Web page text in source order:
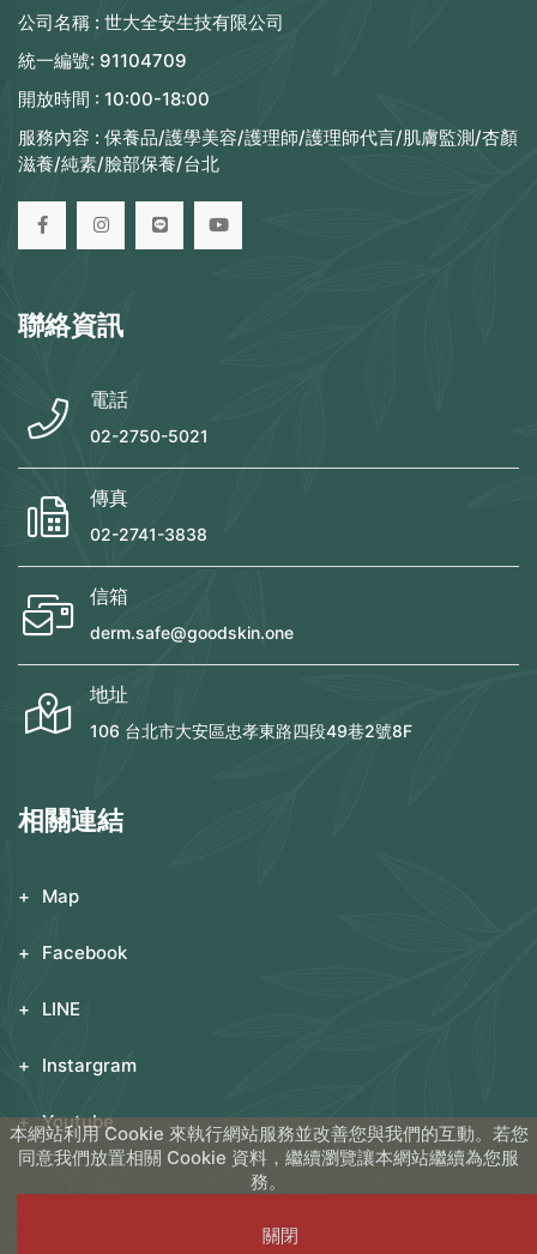
公司名稱 : 世大全安生技有限公司
統一編號: 91104709
開放時間 : 10:00-18:00
服務內容 : 保養品/護學美容/護理師/護理師代言/肌膚監測/杏顏
滋養/純素/臉部保養/台北
聯絡資訊
電話
02-2750-5021
傳真
02-2741-3838
信箱
derm.safe@goodskin.one
地址
106 台北市大安區忠孝東路四段49巷2號8F
相關連結
Map
Facebook
LINE
Instargram
Youtube
本網站利用 Cookie 來執行網站服務並改善您與我們的互動。若您
同意我們放置相關 Cookie 資料，繼續瀏覽讓本網站繼續為您服
務。